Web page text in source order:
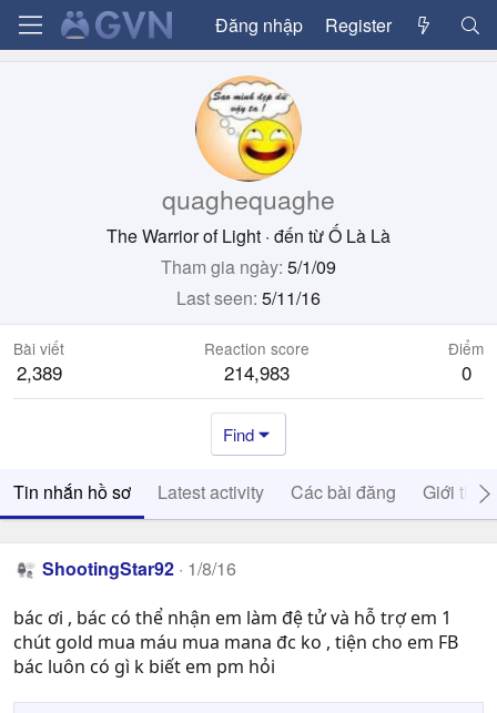
Đăng nhập Register
quaghequaghe
The Warrior of Light · đến từỐ Là Là
Tham gia ngày 5/1/09
Last seen 5/11/16
Bài viết
2,389
Reaction score
214,983
Điểm
0
Find
Tin nhắn hồ sơ Latest activity Các bài đăng Giới thiệu
ShootingStar92 1/8/16
bác ơi , bác có thể nhận em làm đệ tử và hỗ trợ em 1
chút gold mua máu mua mana đc ko , tiện cho em FB
bác luôn có gì k biết em pm hỏi